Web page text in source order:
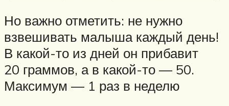
Но важно отметить: не нужно
взвешивать малыша каждый день!
В какой-то из дней он прибавит
20 граммов, а в какой-то — 50.
Максимум — 1 раз в неделю